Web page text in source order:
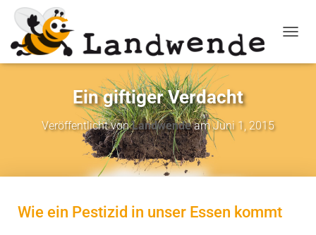
Ein giftiger Verdacht
Veröffentlicht vonLandwendeamJuni 1, 2015
Wie ein Pestizid in unser Essen kommt